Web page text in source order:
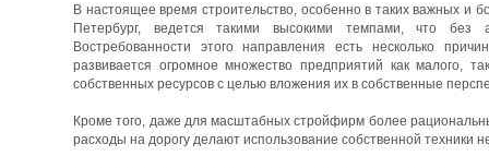
В настоящее время строительство, особенно в таких важных и
Петербург, ведется такими высокими темпами, что без
Востребованности этого направления есть несколько
развивается огромное множество предприятий как малого,
собственных ресурсов с целью вложения их в собственные
Кроме того, даже для масштабных стройфирм более
расходы на дорогу делают использование собственной техники